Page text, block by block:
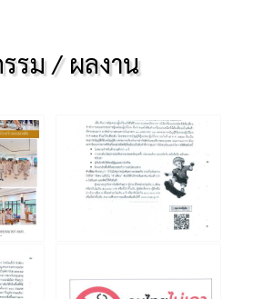
รม / ผลงาน